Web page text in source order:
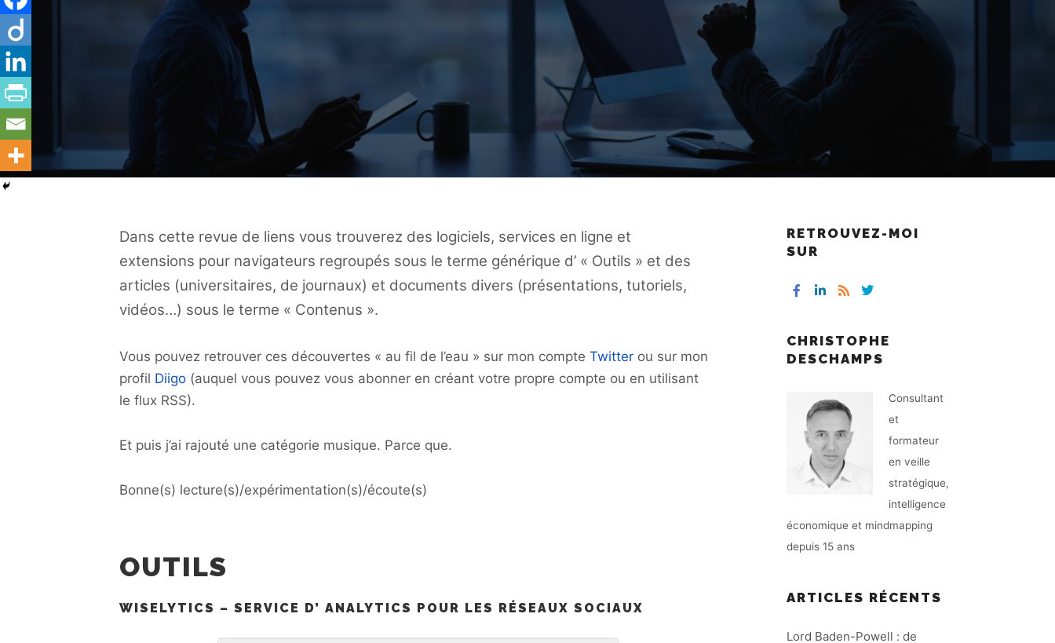
Dans cette revue de liens vous trouverez des logiciels, services en ligne et
extensions pour navigateurs regroupés sous le terme générique d’ « Outils » et des
articles (universitaires, de journaux) et documents divers (présentations, tutoriels,
vidéos…) sous le terme « Contenus ».
Vous pouvez retrouver ces découvertes « au fil de l’eau » sur mon compte Twitter ou sur mon
profil Diigo (auquel vous pouvez vous abonner en créant votre propre compte ou en utilisant
le flux RSS).
Et puis j’ai rajouté une catégorie musique. Parce que.
Bonne(s) lecture(s)/expérimentation(s)/écoute(s)
OUTILS
WISELYTICS – SERVICE D’ ANALYTICS POUR LES RÉSEAUX SOCIAUX
RETROUVEZ-MOI
SUR
CHRISTOPHE
DESCHAMPS
Consultant
et
formateur
en veille
stratégique,
intelligence
économique et mindmapping
depuis 15 ans
ARTICLES RÉCENTS
Lord Baden-Powell : de